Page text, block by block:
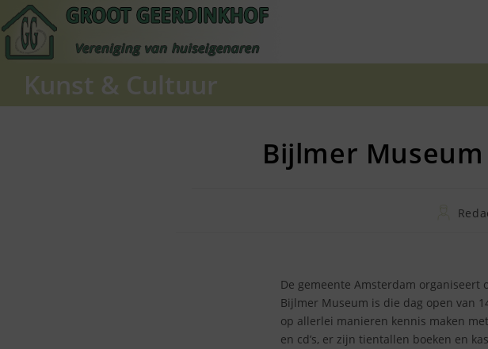
naar
inhoud
Kunst & Cultuur
Bijlmer
Bericht
De gemeente Amsterdam
Bijlmer Museum is die dag open van
op allerlei manieren kennis maken
en cd’s, er zijn tientallen boeken en